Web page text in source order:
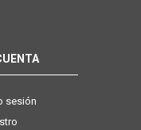
sesión